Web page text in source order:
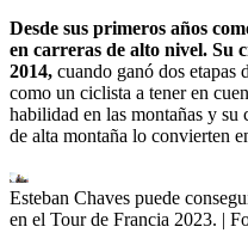
Desde sus primeros años
en carreras de alto nivel. Su
2014, cuando ganó dos etapas
como un ciclista a tener en
habilidad en las montañas y su
de alta montaña lo convierten
Esteban Chaves puede
en el Tour de Francia 2023. |